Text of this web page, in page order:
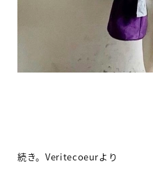
続き。Veritecoeurより